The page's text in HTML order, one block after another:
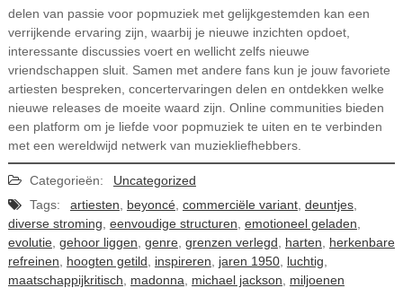
delen van passie voor popmuziek met gelijkgestemden kan een
verrijkende ervaring zijn, waarbij je nieuwe inzichten opdoet,
interessante discussies voert en wellicht zelfs nieuwe
vriendschappen sluit. Samen met andere fans kun je jouw favoriete
artiesten bespreken, concertervaringen delen en ontdekken welke
nieuwe releases de moeite waard zijn. Online communities bieden
een platform om je liefde voor popmuziek te uiten en te verbinden
met een wereldwijd netwerk van muziekliefhebbers.
Categorieën:
Uncategorized
Tags:
artiesten beyoncé, commerciële variant, deuntjes,
diverse stroming eenvoudige structuren emotioneel geladen
evolutie, gehoor liggen genre, grenzen verlegd harten
herkenbare
refreinen
hoogten getild inspireren jaren 1950, luchtig
maatschappijkritisch
madonna michael jackson
miljoenen